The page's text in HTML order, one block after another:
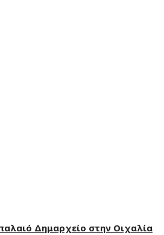
Δημαρχείο στην Οιχαλία